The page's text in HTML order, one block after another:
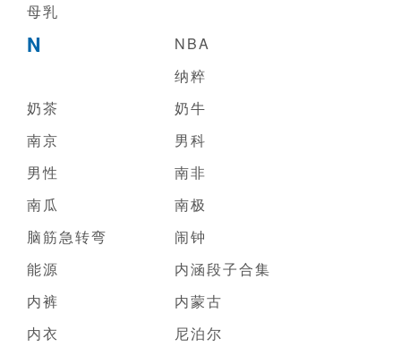
母乳
N
NBA
纳粹
奶茶
奶牛
南京
男科
男性
南非
南瓜
南极
脑筋急转弯
闹钟
能源
内涵段子合集
内裤
内蒙古
内衣
尼泊尔